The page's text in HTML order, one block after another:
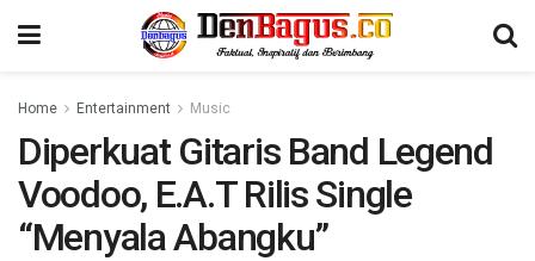
Home Entertainment Music
Diperkuat Gitaris Band Legend
Voodoo, E.A.T Rilis Single
“Menyala Abangku”